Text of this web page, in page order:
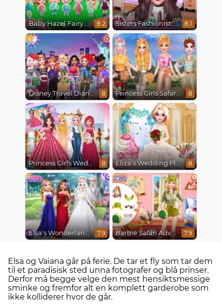
Baby Hazel Fairyland Ballet 8.2 Sisters Fashionista Makeup 8.1
Disney Travel Diaries: City Break 8 Princess Girls Safari Trip 8
Princess Girls Wedding Trip 8 Eliza's Wedding Planner 8
Elsa's Wonderland Wedding 7.9 Barbie Safari Adventure 7.9
Elsa og Vaiana går på ferie. De tar et fly som tar dem
til et paradisisk sted unna fotografer og blå prinser.
Derfor må begge velge den mest hensiktsmessige
sminke og fremfor alt en komplett garderobe som
ikke kolliderer hvor de går.